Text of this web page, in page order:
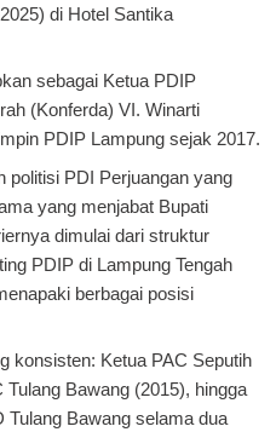
di Hotel Santika
sebagai Ketua PDIP
(Konferda) VI. Winarti
PDIP Lampung sejak 2017.
politisi PDI Perjuangan yang
yang menjabat Bupati
dimulai dari struktur
PDIP di Lampung Tengah
berbagai posisi
konsisten: Ketua PAC Seputih
Bawang (2015), hingga
Tulang Bawang selama dua